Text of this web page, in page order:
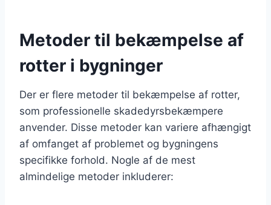
Metoder til bekæmpelse af
rotter i bygninger
Der er flere metoder til bekæmpelse af rotter,
som professionelle skadedyrsbekæmpere
anvender. Disse metoder kan variere afhængigt
af omfanget af problemet og bygningens
specifikke forhold. Nogle af de mest
almindelige metoder inkluderer: